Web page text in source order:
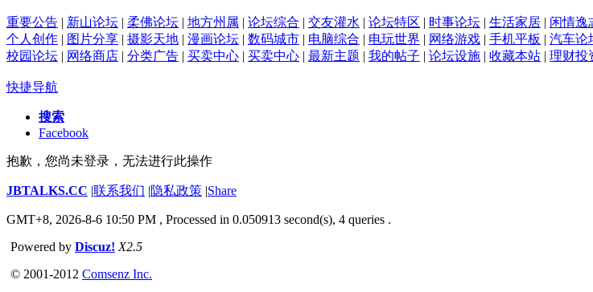
重要公告 | 新山论坛 | 柔佛论坛 | 地方州属 | 论坛综合 | 交友灌水 | 论坛特区 | 时事论坛 | 生活家居 | 闲情逸
个人创作 | 图片分享 | 摄影天地 | 漫画论坛 | 数码城市 | 电脑综合 | 电玩世界 | 网络游戏 | 手机平板 | 汽车论
校园论坛 | 网络商店 | 分类广告 | 买卖中心 | 买卖中心 | 最新主题 | 我的帖子 | 论坛设施 | 收藏本站 | 理财投
快捷导航
搜索
Facebook
抱歉，您尚未登录，无法进行此操作
JBTALKS.CC |联系我们 |隐私政策 |Share
GMT+8, 2026-8-6 10:50 PM , Processed in 0.050913 second(s), 4 queries .
Powered by Discuz! X2.5
© 2001-2012 Comsenz Inc.